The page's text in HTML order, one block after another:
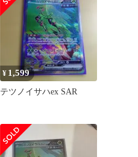
¥ 1,599
テツノイサハex SAR